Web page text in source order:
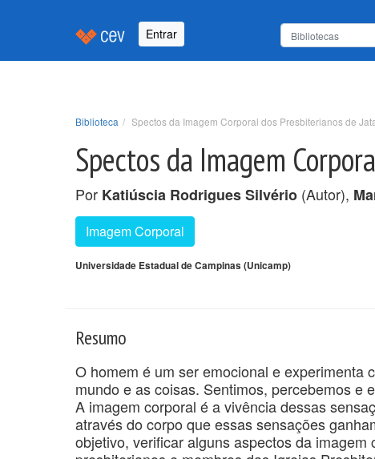
Entrar
Biblioteca Spectos da Imagem Corporal dos Presbiterianos de
Spectos da Imagem
Por Katiúscia Rodrigues Silvério (Autor),
Imagem Corporal
Universidade Estadual de Campinas (Unicamp)
Resumo
O homem é um ser emocional e experimenta
mundo e as coisas. Sentimos, percebemos e
A imagem corporal é a vivência dessas
através do corpo que essas sensações
objetivo, verificar alguns aspectos da